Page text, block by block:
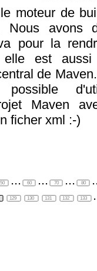
moteur de
Nous avons
pour la
est aussi
de
possible
Maven
ficher xml :-)
50 ... 60 ... 70 ... 80
129 130 131 132 133